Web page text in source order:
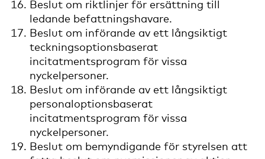
Beslut om riktlinjer för ersättning till
ledande befattningshavare.
Beslut om införande av ett långsiktigt
teckningsoptionsbaserat
incitatmentsprogram för vissa
nyckelpersoner.
Beslut om införande av ett långsiktigt
personaloptionsbaserat
incitatmentsprogram för vissa
nyckelpersoner.
Beslut om bemyndigande för styrelsen att